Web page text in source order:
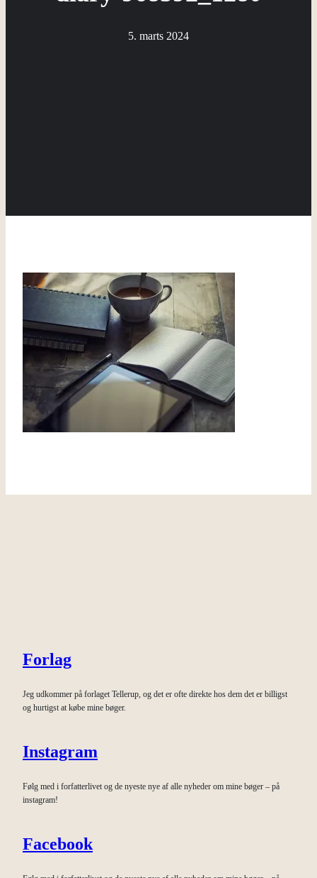
5. marts 2024
Forlag
Jeg udkommer på forlaget Tellerup, og det er ofte direkte hos dem det er billigst
og hurtigst at købe mine bøger.
Instagram
Følg med i forfatterlivet og de nyeste nye af alle nyheder om mine bøger – på
instagram!
Facebook